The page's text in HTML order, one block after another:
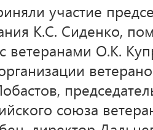
участие
К.С. Сиденко,
ветеранами О.К.
союза